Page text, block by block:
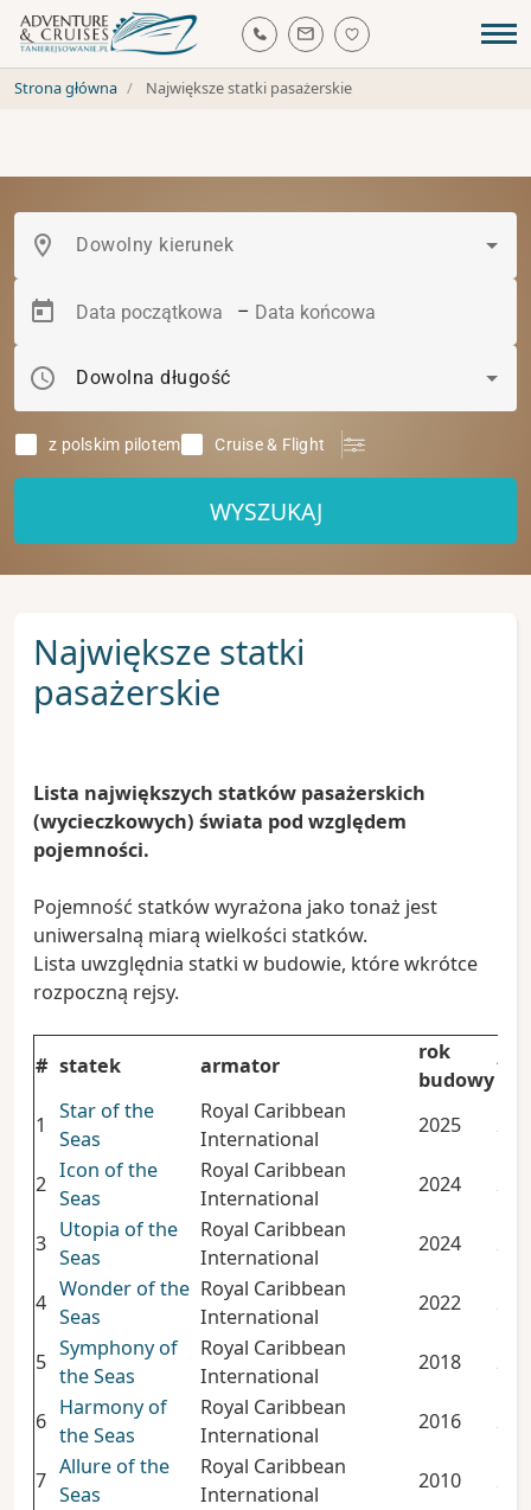
location_on Dowolny kierunek
–
schedule Dowolna długość
WYSZUKAJ
z polskim pilotem Cruise & Flight
Strona główna Największe statki pasażerskie
Największe statki
pasażerskie
Lista największych statków pasażerskich
(wycieczkowych) świata pod względem
pojemności.
Pojemność statków wyrażona jako tonaż jest
uniwersalną miarą wielkości statków.
Lista uwzględnia statki w budowie, które wkrótce
rozpoczną rejsy.
# statek armator
rok
budowy
1
Star of the
Seas
Royal Caribbean
International
2025
2
Icon of the
Seas
Royal Caribbean
International
2024
3
Utopia of the
Seas
Royal Caribbean
International
2024
4
Wonder of the
Seas
Royal Caribbean
International
2022
5
Symphony of
the Seas
Royal Caribbean
International
2018
6
Harmony of
the Seas
Royal Caribbean
International
2016
7
Allure of the
Seas
Royal Caribbean
International
2010